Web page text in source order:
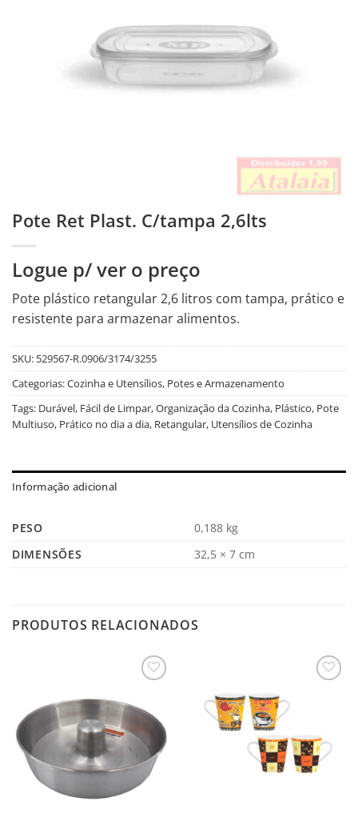
Pote Ret Plast. C/tampa 2,6lts
Logue p/ ver o preço
Pote plástico retangular 2,6 litros com tampa, prático e
resistente para armazenar alimentos.
SKU: 529567-R.0906/3174/3255
Categorias:Cozinha e Utensílios, Potes e Armazenamento
Tags: Durável, Fácil de Limpar,Organização da Cozinha, Plástico, Pote
Multiuso, Prático no dia a dia, Retangular, Utensílios de Cozinha
Informação adicional
PESO
0,188 kg
DIMENSÕES
32,5 × 7 cm
PRODUTOS RELACIONADOS
Lista